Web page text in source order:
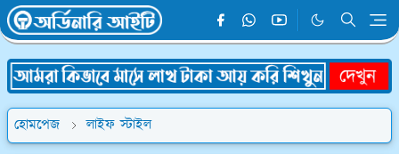
হোমপেজ লাইফ স্টাইল